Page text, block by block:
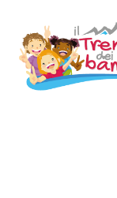
contenuto